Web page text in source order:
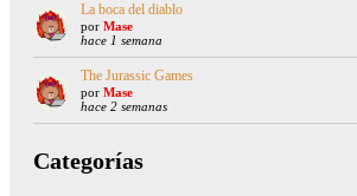
La boca del diablo
por Mase
hace 1 semana
The Jurassic Games
por Mase
hace 2 semanas
Categorías